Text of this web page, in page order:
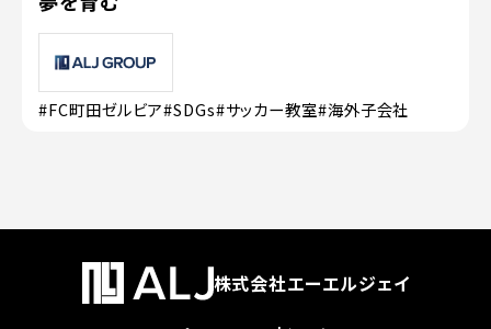
#FC町田ゼルビア#SDGs#サッカー教室#海外子会社
株式会社エーエルジェイ